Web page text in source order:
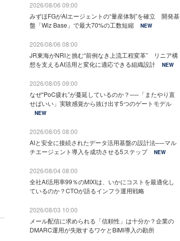
2026/08/06 09:00
みずほFGがAIエージェントの“量産体制”を確立 開発基
盤「Wiz Base」で最大70%の工数短縮
NEW
2026/08/06 08:00
JR東海がNRIと挑む“前例なき上流工程変革” リニア構
想を支えるAI活用と変化に適応できる組織設計
NEW
2026/08/05 09:00
なぜ“PoC疲れ”が蔓延しているのか？──「またやり直
せばいい」実験感覚から抜け出す5つのゲートモデル
NEW
2026/08/05 08:00
AIと安全に接続されたデータ活用基盤の設計法──マル
チエージェント導入を成功させる5ステップ
NEW
2026/08/04 08:00
全社AI活用率99％のMIXIは、いかにコストを最適化し
ているのか？CTOが語るインフラ運用戦略
2026/08/03 10:00
メール配信に求められる「信頼性」は十分か？企業の
DMARC運用が失敗するワケとBIMI導入の勘所